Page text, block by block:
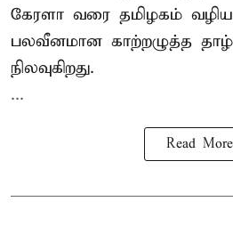
கேரளா வரை தமிழகம்
பலவீனமான காற்றழுத்த
நிலவுகிறது.
...
Read More